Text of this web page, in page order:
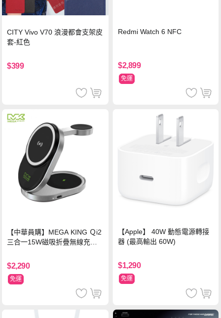
CITY Vivo V70 浪漫都會支架皮
套-紅色
$399
Redmi Watch 6 NFC
$2,899
免運
【中華員購】MEGA KING Ｑi2
三合一15W磁吸折疊無線充電
$2,290
免運
【Apple】 40W 動態電源轉接
器 (最高輸出 60W)
$1,290
免運